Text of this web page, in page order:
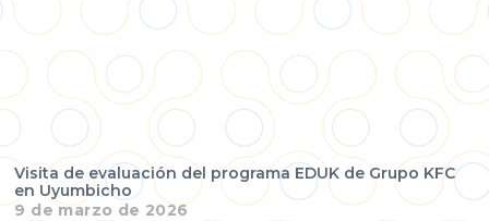
Visita de evaluación del programa EDUK de Grupo KFC
en Uyumbicho
9 de marzo de 2026